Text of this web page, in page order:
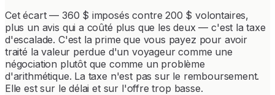
Cet écart — 360 $ imposés contre 200 $ volontaires,
plus un avis qui a coûté plus que les deux — c'est la taxe
d'escalade. C'est la prime que vous payez pour avoir
traité la valeur perdue d'un voyageur comme une
négociation plutôt que comme un problème
d'arithmétique. La taxe n'est pas sur le remboursement.
Elle est sur le délai et sur l'offre trop basse.